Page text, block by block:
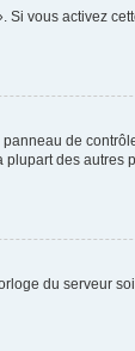
vous activez
de
des autres
du serveur